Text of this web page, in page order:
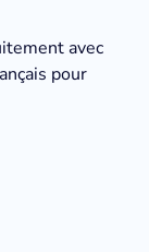
avec
pour